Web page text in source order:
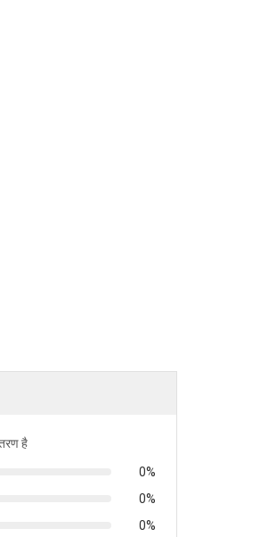
है
0%
0%
0%